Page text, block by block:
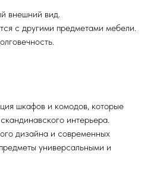
внешний вид.
с другими предметами мебели.
шкафов и комодов, которые
интерьера.
дизайна и современных
универсальными и